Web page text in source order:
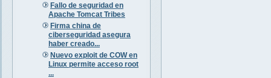
Fallo de seguridad en
Apache Tomcat Tribes
Firma china de
ciberseguridad asegura
haber creado...
Nuevo exploit de COW en
Linux permite acceso root
...